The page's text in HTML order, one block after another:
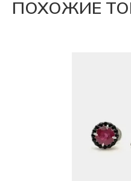
ПОХОЖИЕ